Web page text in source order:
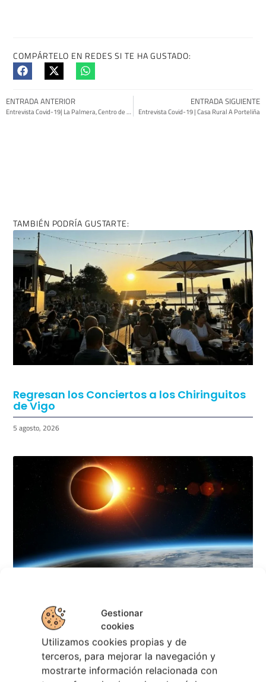
Gestionar
cookies
Utilizamos cookies propias y de
terceros, para mejorar la navegación y
mostrarte información relacionada con
COMPÁRTELO EN REDES SI TE HA GUSTADO:
ENTRADA ANTERIOR
Entrevista Covid-19| La Palmera, Centro de la 3º edad
ENTRADA SIGUIENTE
Entrevista Covid-19 | Casa Rural A Porteliña
TAMBIÉN PODRÍA GUSTARTE:
Regresan los Conciertos a los Chiringuitos
de Vigo
5 agosto, 2026
Eclipse Solar 2026 en Vigo: el Gran Evento
Astronómico
4 agosto, 2026